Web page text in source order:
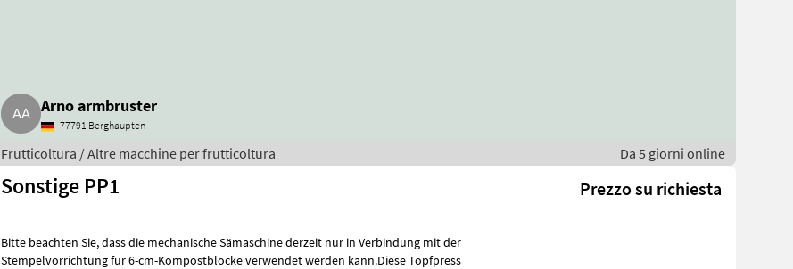
Arno armbruster
77791 Berghaupten
Frutticoltura / Altre macchine per frutticoltura Da 5 giorni online
Sonstige PP1 Prezzo su richiesta
Bitte beachten Sie, dass die mechanische Sämaschine derzeit nur in Verbindung mit der
Stempelvorrichtung für 6-cm-Kompostblöcke verwendet werden kann.Diese Topfpress